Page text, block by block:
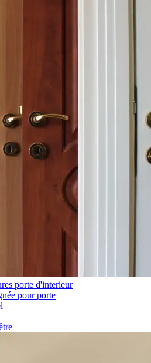
porte d'interieur
pour porte